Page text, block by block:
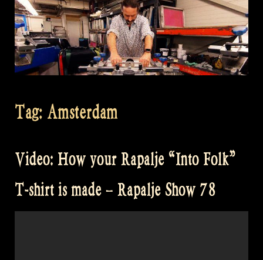
Tag: Amsterdam
Video: How your Rapalje “Into Folk”
T-shirt is made – Rapalje Show 78